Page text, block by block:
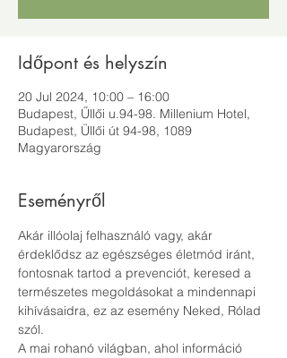
Időpont és helyszín
20 Jul 2024, 10:00 – 16:00
Budapest, Űllői u.94-98. Millenium Hotel,
Budapest, Üllői út 94-98, 1089
Magyarország
Eseményről
Akár illóolaj felhasználó vagy, akár
érdeklődsz az egészséges életmód iránt,
fontosnak tartod a prevenciót, keresed a
természetes megoldásokat a mindennapi
kihívásaidra, ez az esemény Neked, Rólad
szól.
A mai rohanó világban, ahol információ